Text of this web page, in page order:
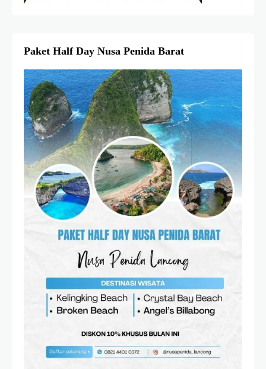
Paket Half Day Nusa Penida Barat